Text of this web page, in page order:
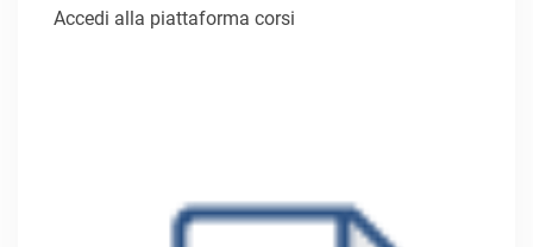
Accedi alla piattaforma corsi